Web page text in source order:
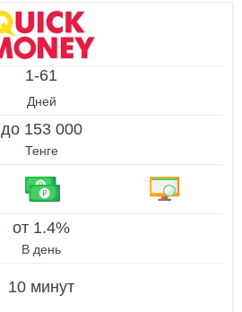
1-61
Дней
до 153 000
Тенге
от 1.4%
В день
10 минут